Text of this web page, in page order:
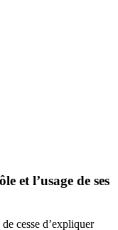
et l’usage de ses
cesse d’expliquer